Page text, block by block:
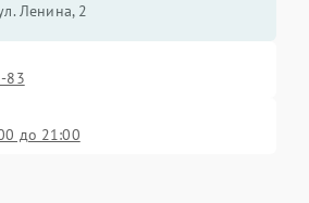
Ленина, 2
83
до 21:00